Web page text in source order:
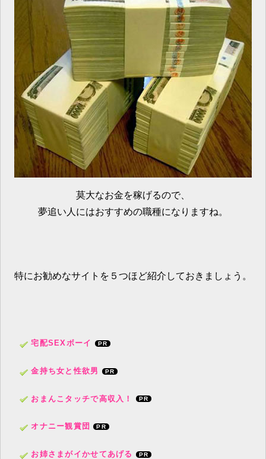
莫大なお金を稼げるので、
夢追い人にはおすすめの職種になりますね。
特にお勧めなサイトを５つほど紹介しておきましょう。
宅配SEXボーイ
金持ち女と性欲男
おまんこタッチで高収入！
オナニー観賞団
お姉さまがイかせてあげる